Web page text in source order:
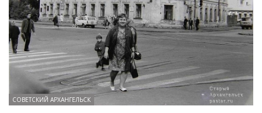
СОВЕТСКИЙ АРХАНГЕЛЬСК